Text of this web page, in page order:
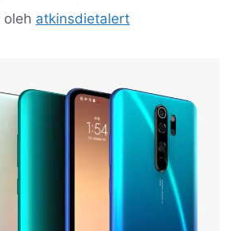
oleh atkinsdietalert